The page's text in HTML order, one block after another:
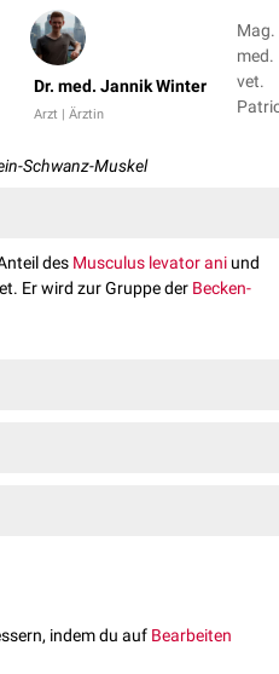
Dr. med. Jannik Winter
Arzt | Ärztin
Mag.
med.
vet.
Schwanz-Muskel
des Musculus levator ani und
Er wird zur Gruppe der Becken-
(Darmbeinanteil) und in
und pubocaudalis tritt der
kann.
Ursprungmedialan der
and Eugen Seiferle. Band I:
Anatomie der Haustiere. Parey,
Liebich. Anatomie der
für Studium und Praxis.
indem du auf Bearbeiten